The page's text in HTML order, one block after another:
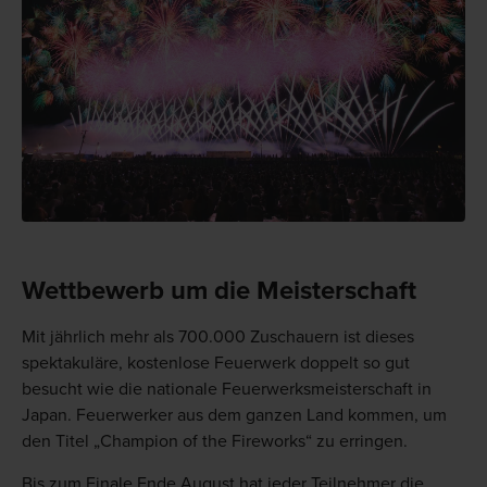
Wettbewerb um die Meisterschaft
Mit jährlich mehr als 700.000 Zuschauern ist dieses
spektakuläre, kostenlose Feuerwerk doppelt so gut
besucht wie die nationale Feuerwerksmeisterschaft in
Japan. Feuerwerker aus dem ganzen Land kommen, um
den Titel „Champion of the Fireworks“ zu erringen.